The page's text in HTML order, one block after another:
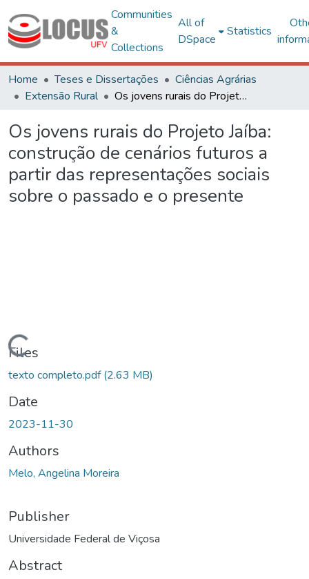
Communities
&
Collections
All of
DSpace
Statistics
Home Teses e Dissertações
Ciências Agrárias
Extensão Rural
Os jovens rurais do Projeto Jaíba: construção de cenários futuros a partir das representações sociais sobre o passado e o presente
Os jovens rurais do Projeto Jaíba:
construção de cenários futuros a
partir das representações sociais
sobre o passado e o presente
Files
texto completo.pdf(2.63 MB)
Date
2023-11-30
Authors
Melo, Angelina Moreira
Publisher
Universidade Federal de Viçosa
Abstract